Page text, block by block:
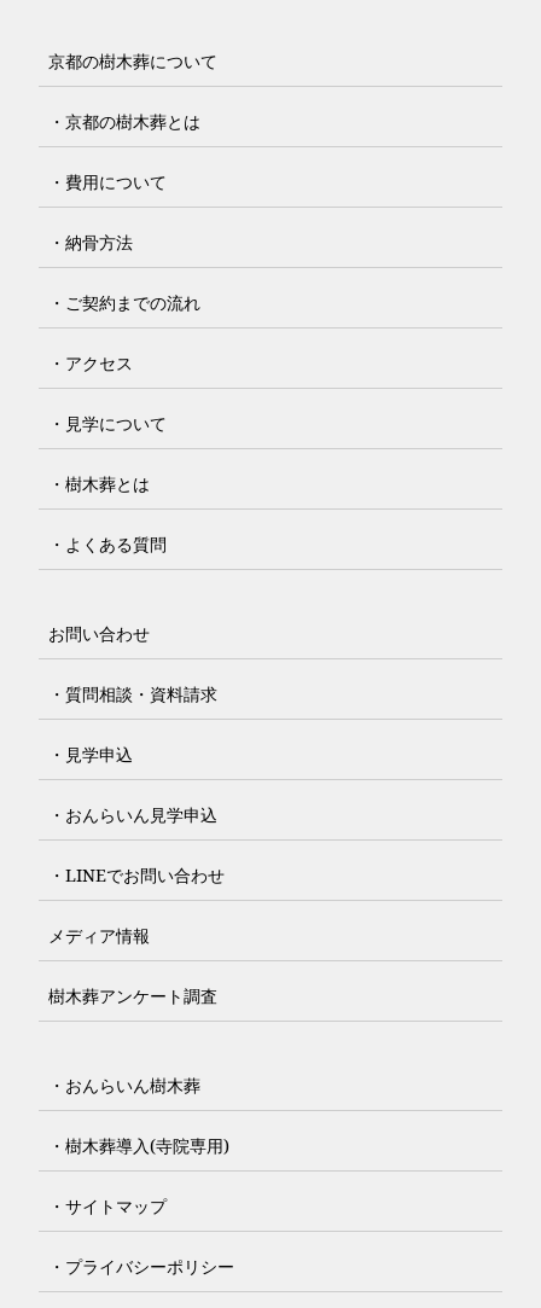
京都の樹木葬について
・京都の樹木葬とは
・費用について
・納骨方法
・ご契約までの流れ
・アクセス
・見学について
・樹木葬とは
・よくある質問
お問い合わせ
・質問相談・資料請求
・見学申込
・おんらいん見学申込
・LINEでお問い合わせ
メディア情報
樹木葬アンケート調査
・おんらいん樹木葬
・樹木葬導入(寺院専用)
・サイトマップ
・プライバシーポリシー